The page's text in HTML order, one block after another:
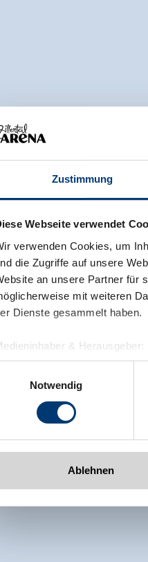
Zustimmung
Webseite verwendet
verwenden Cookies, um
die Zugriffe auf unsere
an unsere Partner für
mit weiteren
Dienste gesammelt haben.
& Herausgeber:
Bergbahnen Zillertal
Rohr 23// A-6280 Zell am Ziller
www.zillertalarena.com
Notwendig
Ablehnen